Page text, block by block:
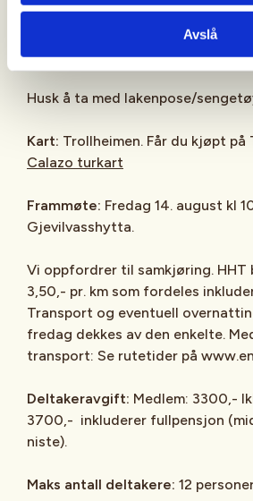
Avslå
Det anbefales å følge
fjelltur:Pakkeliste for sommertur
Husk å ta med lakenpose/
Kart: Trollheimen. Får du kjøpt på
Calazo turkart
Frammøte: Fredag 14. august kl
Gjevilvasshytta.
Vi oppfordrer til samkjøring. HHT
3,50,- pr. km som fordeles
Transport og eventuell
fredag dekkes av den enkelte.
transport: Se rutetider på
Deltakeravgift: Medlem: 3300,-
3700,- inkluderer fullpensjon
niste).
Maks antall deltakere: 12